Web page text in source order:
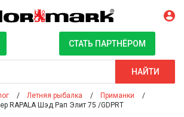
СТАТЬ ПАРТНЁРОМ
НАЙТИ
Летняя рыбалка
Приманки
RAPALA Шэд Рап Элит 75 /GDPRT